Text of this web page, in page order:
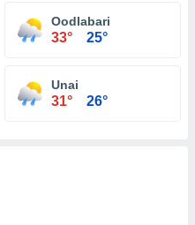
Oodlabari
33° 25°
Unai
31° 26°